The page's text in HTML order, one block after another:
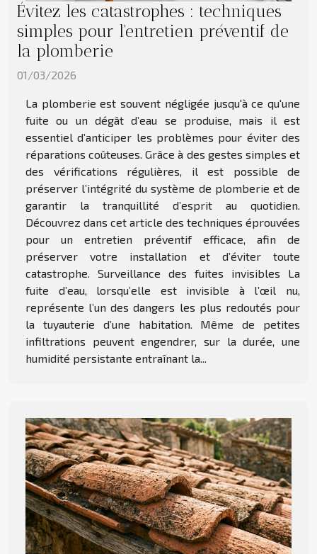
Évitez les catastrophes : techniques
simples pour l'entretien préventif de
la plomberie
01/03/2026
La plomberie est souvent négligée jusqu'à ce qu'une
fuite ou un dégât d’eau se produise, mais il est
essentiel d’anticiper les problèmes pour éviter des
réparations coûteuses. Grâce à des gestes simples et
des vérifications régulières, il est possible de
préserver l’intégrité du système de plomberie et de
garantir la tranquillité d’esprit au quotidien.
Découvrez dans cet article des techniques éprouvées
pour un entretien préventif efficace, afin de
préserver votre installation et d’éviter toute
catastrophe. Surveillance des fuites invisibles La
fuite d’eau, lorsqu’elle est invisible à l’œil nu,
représente l’un des dangers les plus redoutés pour
la tuyauterie d’une habitation. Même de petites
infiltrations peuvent engendrer, sur la durée, une
humidité persistante entraînant la...